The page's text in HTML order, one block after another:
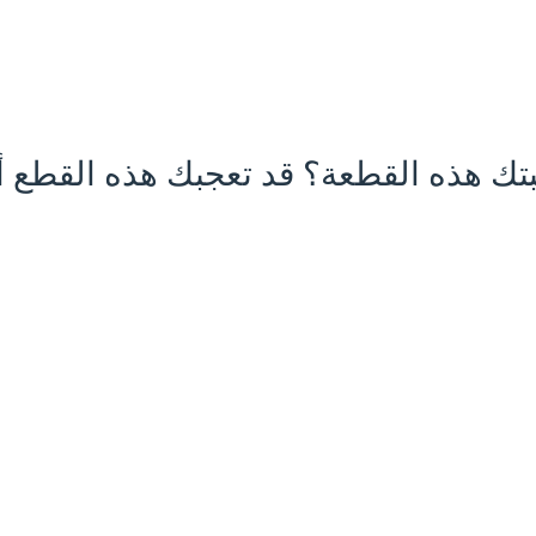
هذه القطعة؟ قد تعجبك هذه القطع